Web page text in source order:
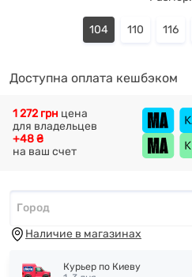
104 110 116
Доступна оплата кешбэком
+48 ₴
на ваш счет
1 272 грн цена
для владельцев
Город*
Город
Наличие в магазинах
Курьер по Киеву